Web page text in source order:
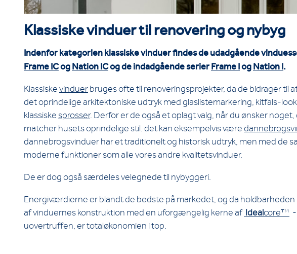
Klassiske vinduer til renovering og nybyg
Indenfor kategorien klassiske vinduer findes de udadgående
Frame ICogNation ICog de indadgående serierFrame IogNation I.
Klassiske vinduer bruges ofte til renoveringsprojekter, da de bidrager til
det oprindelige arkitektoniske udtryk med glaslistemarkering, kitfals-
klassiske sprosser. Derfor er de også et oplagt valg, når du ønsker noget,
matcher husets oprindelige stil. det kan eksempelvis være
dannebrogsvinduer har et traditionelt og historisk udtryk, men med de
moderne funktioner som alle vores andre kvalitetsvinduer.
De er dog også særdeles velegnede til nybyggeri.
Energiværdierne er blandt de bedste på markedet, og da holdbarheden
af vinduernes konstruktion med en uforgængelig kerne af Idealcore™
uovertruffen, er totaløkonomien i top.